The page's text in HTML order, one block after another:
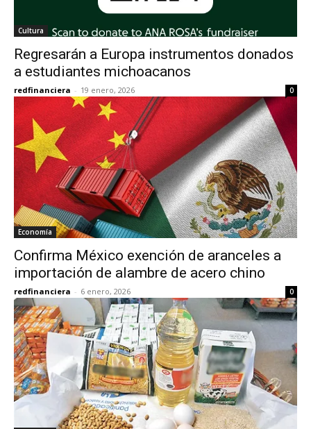
Cultura
Regresarán a Europa instrumentos donados
a estudiantes michoacanos
redfinanciera - 19 enero, 2026 0
Economía
Confirma México exención de aranceles a
importación de alambre de acero chino
redfinanciera - 6 enero, 2026 0